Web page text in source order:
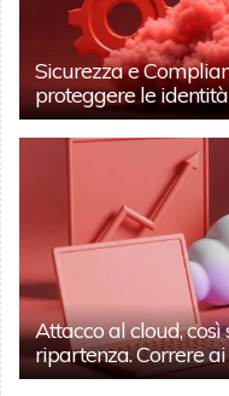
Sicurezza e
proteggere le
Attacco al cloud,
ripartenza. Correre